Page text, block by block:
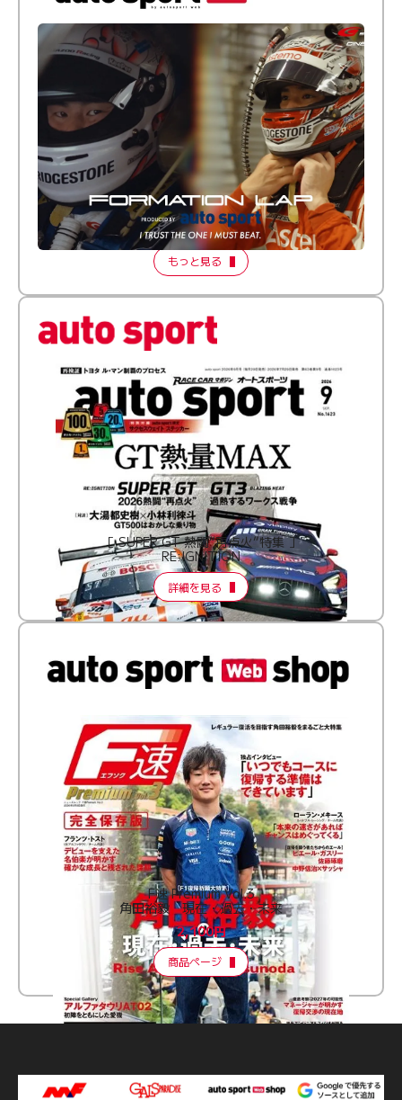
倒す相手を、信じてる。小林利徠斗 × 野村勇斗
【FORMATION LAP Produced by auto sport】
2026 Episode 2
もっと見る
［ SUPER GT 熱闘“再点火”特集 ］
RE:IGNITION
詳細を見る
F速 Premium Vol.3
角田裕毅 現在・過去・未来
2,100円
商品ページ